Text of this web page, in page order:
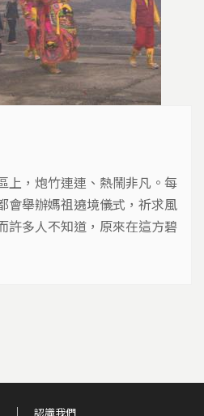
上，炮竹連連、熱鬧非凡。每
會舉辦媽祖遶境儀式，祈求風
許多人不知道，原來在這方碧
宇，而大嵙崁溪的憂傷，就
認識我們